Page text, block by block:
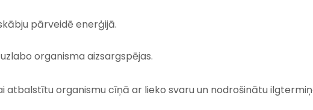
pārveidē enerģijā.
organisma aizsargspējas.
atbalstītu organismu cīņā ar lieko svaru un nodrošinātu